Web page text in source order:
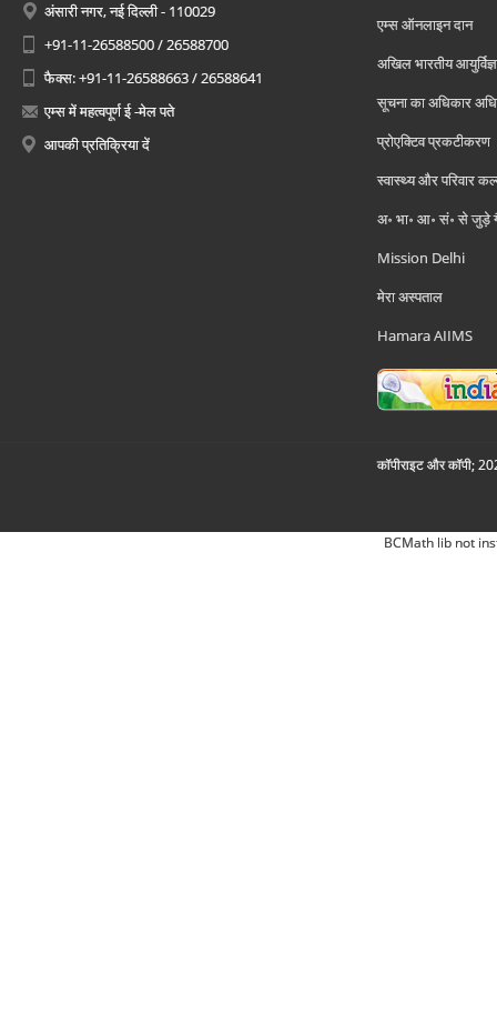
अंसारी नगर, नई दिल्ली - 110029
+91-11-26588500 / 26588700
फैक्स: +91-11-26588663 / 26588641
एम्स में महत्वपूर्ण ई -मेल पते
आपकी प्रतिक्रिया दें
एम्स ऑनलाइन दान
अखिल भारतीय
सूचना का अधिकार
प्रोएक्टिव प्रकटीकरण
स्वास्थ्य और परिवार
अ॰ भा॰ आ॰ सं॰ से जुड़े
Mission Delhi
मेरा अस्पताल
Hamara AIIMS
कॉपीराइट और कॉपी;
BCMath lib not